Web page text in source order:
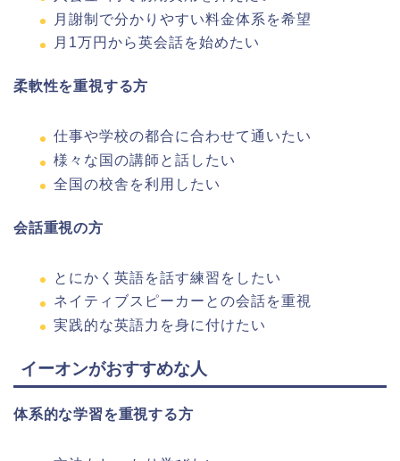
月謝制で分かりやすい料金体系を希望
月1万円から英会話を始めたい
柔軟性を重視する方
仕事や学校の都合に合わせて通いたい
様々な国の講師と話したい
全国の校舎を利用したい
会話重視の方
とにかく英語を話す練習をしたい
ネイティブスピーカーとの会話を重視
実践的な英語力を身に付けたい
イーオンがおすすめな人
体系的な学習を重視する方